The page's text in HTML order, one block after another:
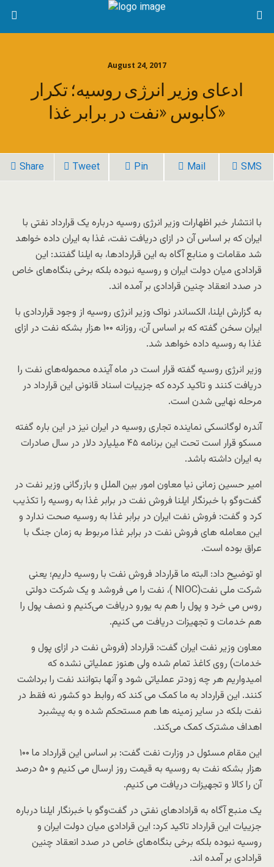
August 24, 2017
ادعای وزیر انرژی روسیه؛ تکرار
کابوس «نفت در برابر غذا»
Share Tweet Pin Mail SMS
با انتشار خبر اظهارات وزیر انرژی روسیه درباره یک قرارداد نفتی با
ایران که بر اساس آن در ازای دریافت نفت، غذا به ایران داده خواهد
شد مقامات و منابع آگاه به این قراردادها، به ایلنا گفتند: این
قرادادی میان دولت ایران و روسیه نبوده بلکه برخی بنگاه‌های خاص
در صدد انعقاد چنین قرادادی بر آمده اند.
به گزارش ایلنا، الکساندر نواک وزیر انرژی روسیه از وجود قراردادی با
ایران سخن گفته که بر اساس آن، روزانه ۱۰۰ هزار بشکه نفت در ازای
غذا به روسیه داده خواهد شد.
وزیر انرژی روسیه گفته قرار است در ماه آینده محموله‌های نفت را
دریافت کنند و تاکید کرده که جزییات اسناد قانونی این قرارداد در
مرحله نهایی شدن است.
آندره لوگانسکی نماینده تجاری روسیه در ایران نیز در این باره گفته
مسکو قرار است تحت این برنامه ۴۵ میلیارد دلار در سال صادرات
به ایران داشته باشد.
امیر حسین زمانی نیا معاون امور بین الملل و بازرگانی وزیر نفت در
گفت‌وگو با خبرنگار ایلنا فروش نفت در برابر غذا به روسیه را تکذیب
کرد و گفت: فروش نفت ایران در برابر غذا به روسیه صحت ندارد و
این معامله های فروش نفت در برابر غذا مربوط به زمان جنگ با
عراق بوده است.
او توضیح داد: البته ما قرارداد فروش نفت با روسیه داریم؛ یعنی
شرکت ملی نفت(NIOC )، نفت را می فروشد و یک شرکت دولتی
روس می خرد و پول را هم به یورو دریافت می‌کنیم و نصف پول را
هم خدمات و تجهیزات دریافت می کنیم.
معاون وزیر نفت ایران گفت: قرارداد (فروش نفت در ازای پول و
خدمات) روی کاغذ تمام شده ولی هنوز عملیاتی نشده که
امیدواریم هر چه زودتر عملیاتی شود و آنها بتوانند نفت را برداشت
کنند. این قرارداد به ما کمک می کند که روابط دو کشور نه فقط در
نفت بلکه در سایر زمینه ها هم مستحکم شده و به پیشبرد
اهداف مشترک کمک می‌کند.
این مقام مسئول در وزارت نفت گفت: بر اساس این قرارداد ما ۱۰۰
هزار بشکه نفت به روسیه به قیمت روز ارسال می کنیم و ۵۰ درصد
آن را کالا و تجهیزات دریافت می کنیم.
یک منبع آگاه به قرادادهای نفتی در گفت‌وگو با خبرنگار ایلنا درباره
جزییات این قرارداد تاکید کرد: این قرادادی میان دولت ایران و
روسیه نبوده بلکه برخی بنگاه‌های خاص در صدد انعقاد چنین
قرادادی بر آمده اند.